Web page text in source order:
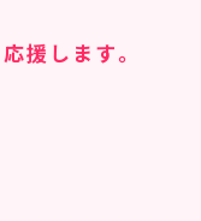
援します｡